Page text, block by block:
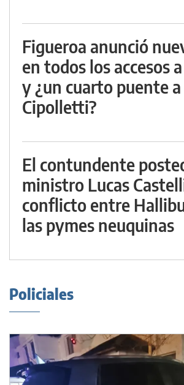
Figueroa anunció
en todos los accesos
y ¿un cuarto puente a
Cipolletti?
El contundente
ministro Lucas
conflicto entre
las pymes neuquinas
Policiales